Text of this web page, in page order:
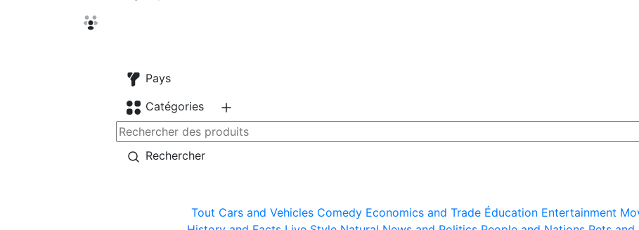
Pays
Catégories
Rechercher
Tout Cars and Vehicles Comedy Economics and Trade Éducation Entertainment